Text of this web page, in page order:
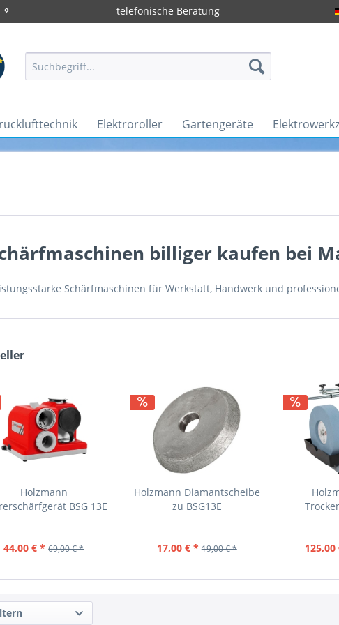
⋄ telefonische Beratung
Elektroroller Gartengeräte
billiger kaufen bei
Schärfmaschinen für Werkstatt, Handwerk und
Holzmann
BSG 13E
44,00 € * 69,00 € *
Holzmann Diamantscheibe
zu BSG13E
17,00 € * 19,00 € * 125,00